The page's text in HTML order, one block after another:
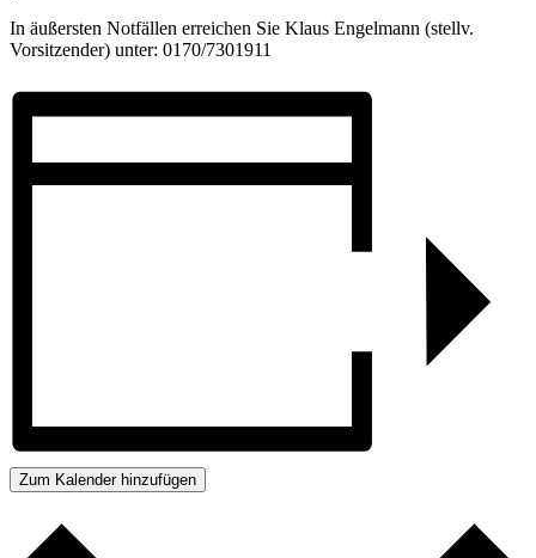
In äußersten Notfällen erreichen Sie Klaus Engelmann (stellv.
Vorsitzender) unter: 0170/7301911
Zum Kalender hinzufügen